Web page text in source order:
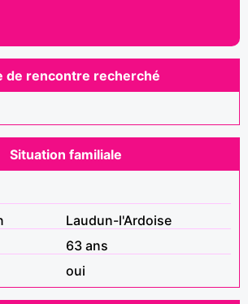
de rencontre recherché
Situation familiale
Laudun-l'Ardoise
63 ans
oui